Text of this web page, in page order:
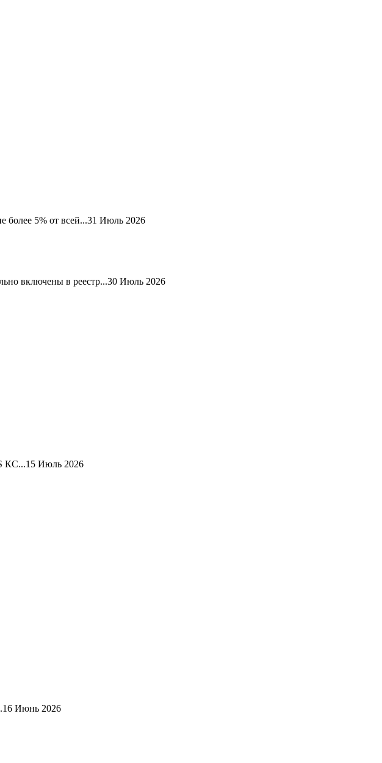
5% от всей...31 Июль 2026
включены в реестр...30 Июль 2026
КС...15 Июль 2026
16 Июнь 2026